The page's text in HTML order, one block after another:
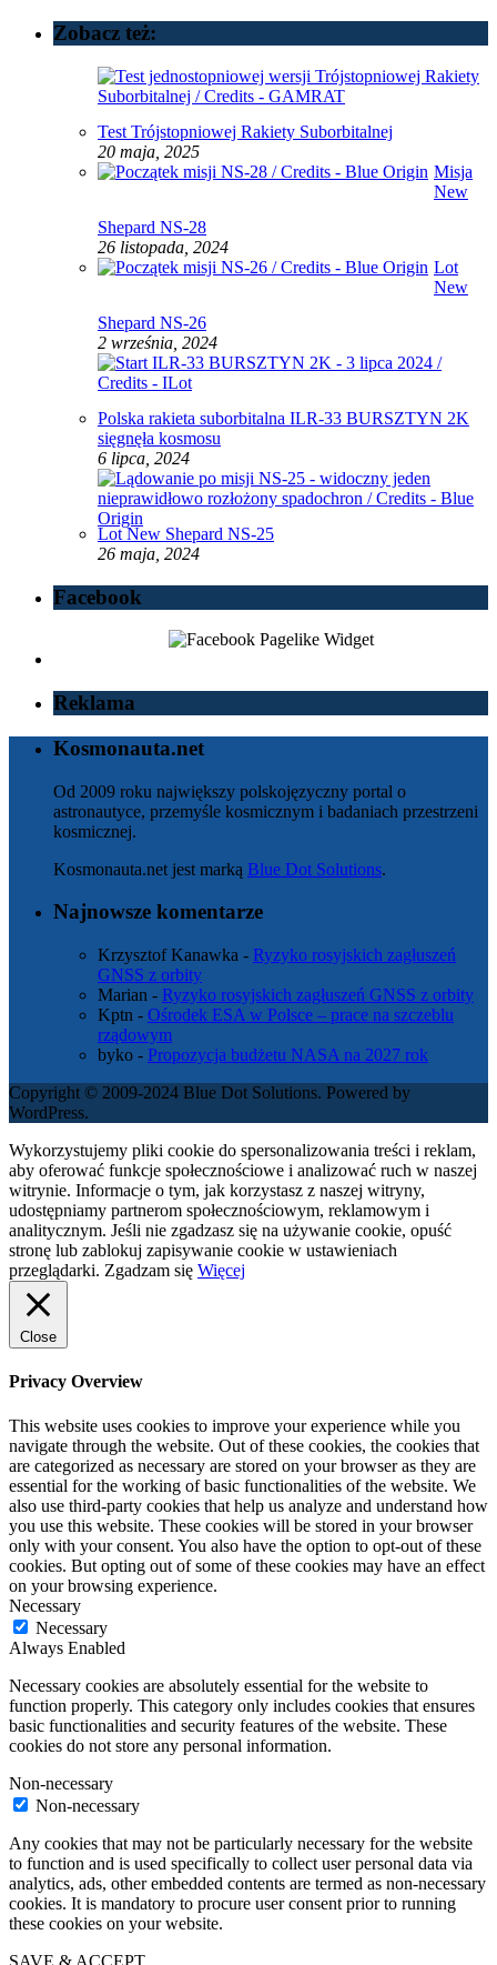
Zobacz też:
Test Trójstopniowej Rakiety Suborbitalnej
20 maja, 2025
Misja
New
Shepard NS-28
26 listopada, 2024
Lot
New
Shepard NS-26
2 września, 2024
Polska rakieta suborbitalna ILR-33 BURSZTYN 2K
sięgnęła kosmosu
6 lipca, 2024
Lot New Shepard NS-25
26 maja, 2024
Facebook
Reklama
Kosmonauta.net
Od 2009 roku największy polskojęzyczny portal o
astronautyce, przemyśle kosmicznym i badaniach przestrzeni
kosmicznej.
Kosmonauta.net jest marką Blue Dot Solutions.
Najnowsze komentarze
Krzysztof Kanawka - Ryzyko rosyjskich zagłuszeń
GNSS z orbity
Marian - Ryzyko rosyjskich zagłuszeń GNSS z orbity
Kptn - Ośrodek ESA w Polsce – prace na szczeblu
rządowym
byko - Propozycja budżetu NASA na 2027 rok
Copyright © 2009-2024 Blue Dot Solutions. Powered by
WordPress.
Wykorzystujemy pliki cookie do spersonalizowania treści i reklam,
aby oferować funkcje społecznościowe i analizować ruch w naszej
witrynie. Informacje o tym, jak korzystasz z naszej witryny,
udostępniamy partnerom społecznościowym, reklamowym i
analitycznym. Jeśli nie zgadzasz się na używanie cookie, opuść
stronę lub zablokuj zapisywanie cookie w ustawieniach
przeglądarki. Zgadzam się Więcej
Close
Privacy Overview
This website uses cookies to improve your experience while you
navigate through the website. Out of these cookies, the cookies that
are categorized as necessary are stored on your browser as they are
essential for the working of basic functionalities of the website. We
also use third-party cookies that help us analyze and understand how
you use this website. These cookies will be stored in your browser
only with your consent. You also have the option to opt-out of these
cookies. But opting out of some of these cookies may have an effect
on your browsing experience.
Necessary
Necessary
Always Enabled
Necessary cookies are absolutely essential for the website to
function properly. This category only includes cookies that ensures
basic functionalities and security features of the website. These
cookies do not store any personal information.
Non-necessary
Non-necessary
Any cookies that may not be particularly necessary for the website
to function and is used specifically to collect user personal data via
analytics, ads, other embedded contents are termed as non-necessary
cookies. It is mandatory to procure user consent prior to running
these cookies on your website.
SAVE & ACCEPT